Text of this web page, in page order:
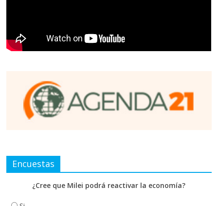
Encuestas
¿Cree que Milei podrá reactivar la economía?